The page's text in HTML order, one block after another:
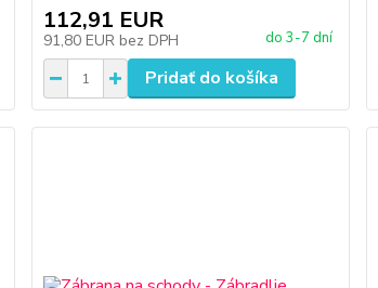
112,91 EUR
91,80 EUR bez DPH do 3-7 dní
Pridať do košíka